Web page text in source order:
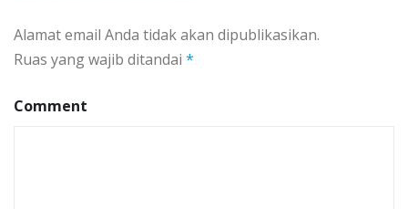
Alamat email Anda tidak akan dipublikasikan.
Ruas yang wajib ditandai *
Comment